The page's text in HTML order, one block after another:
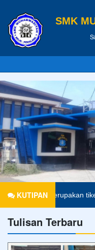
SMK
KUTIPAN
merupakan tiket untuk
Tulisan Terbaru